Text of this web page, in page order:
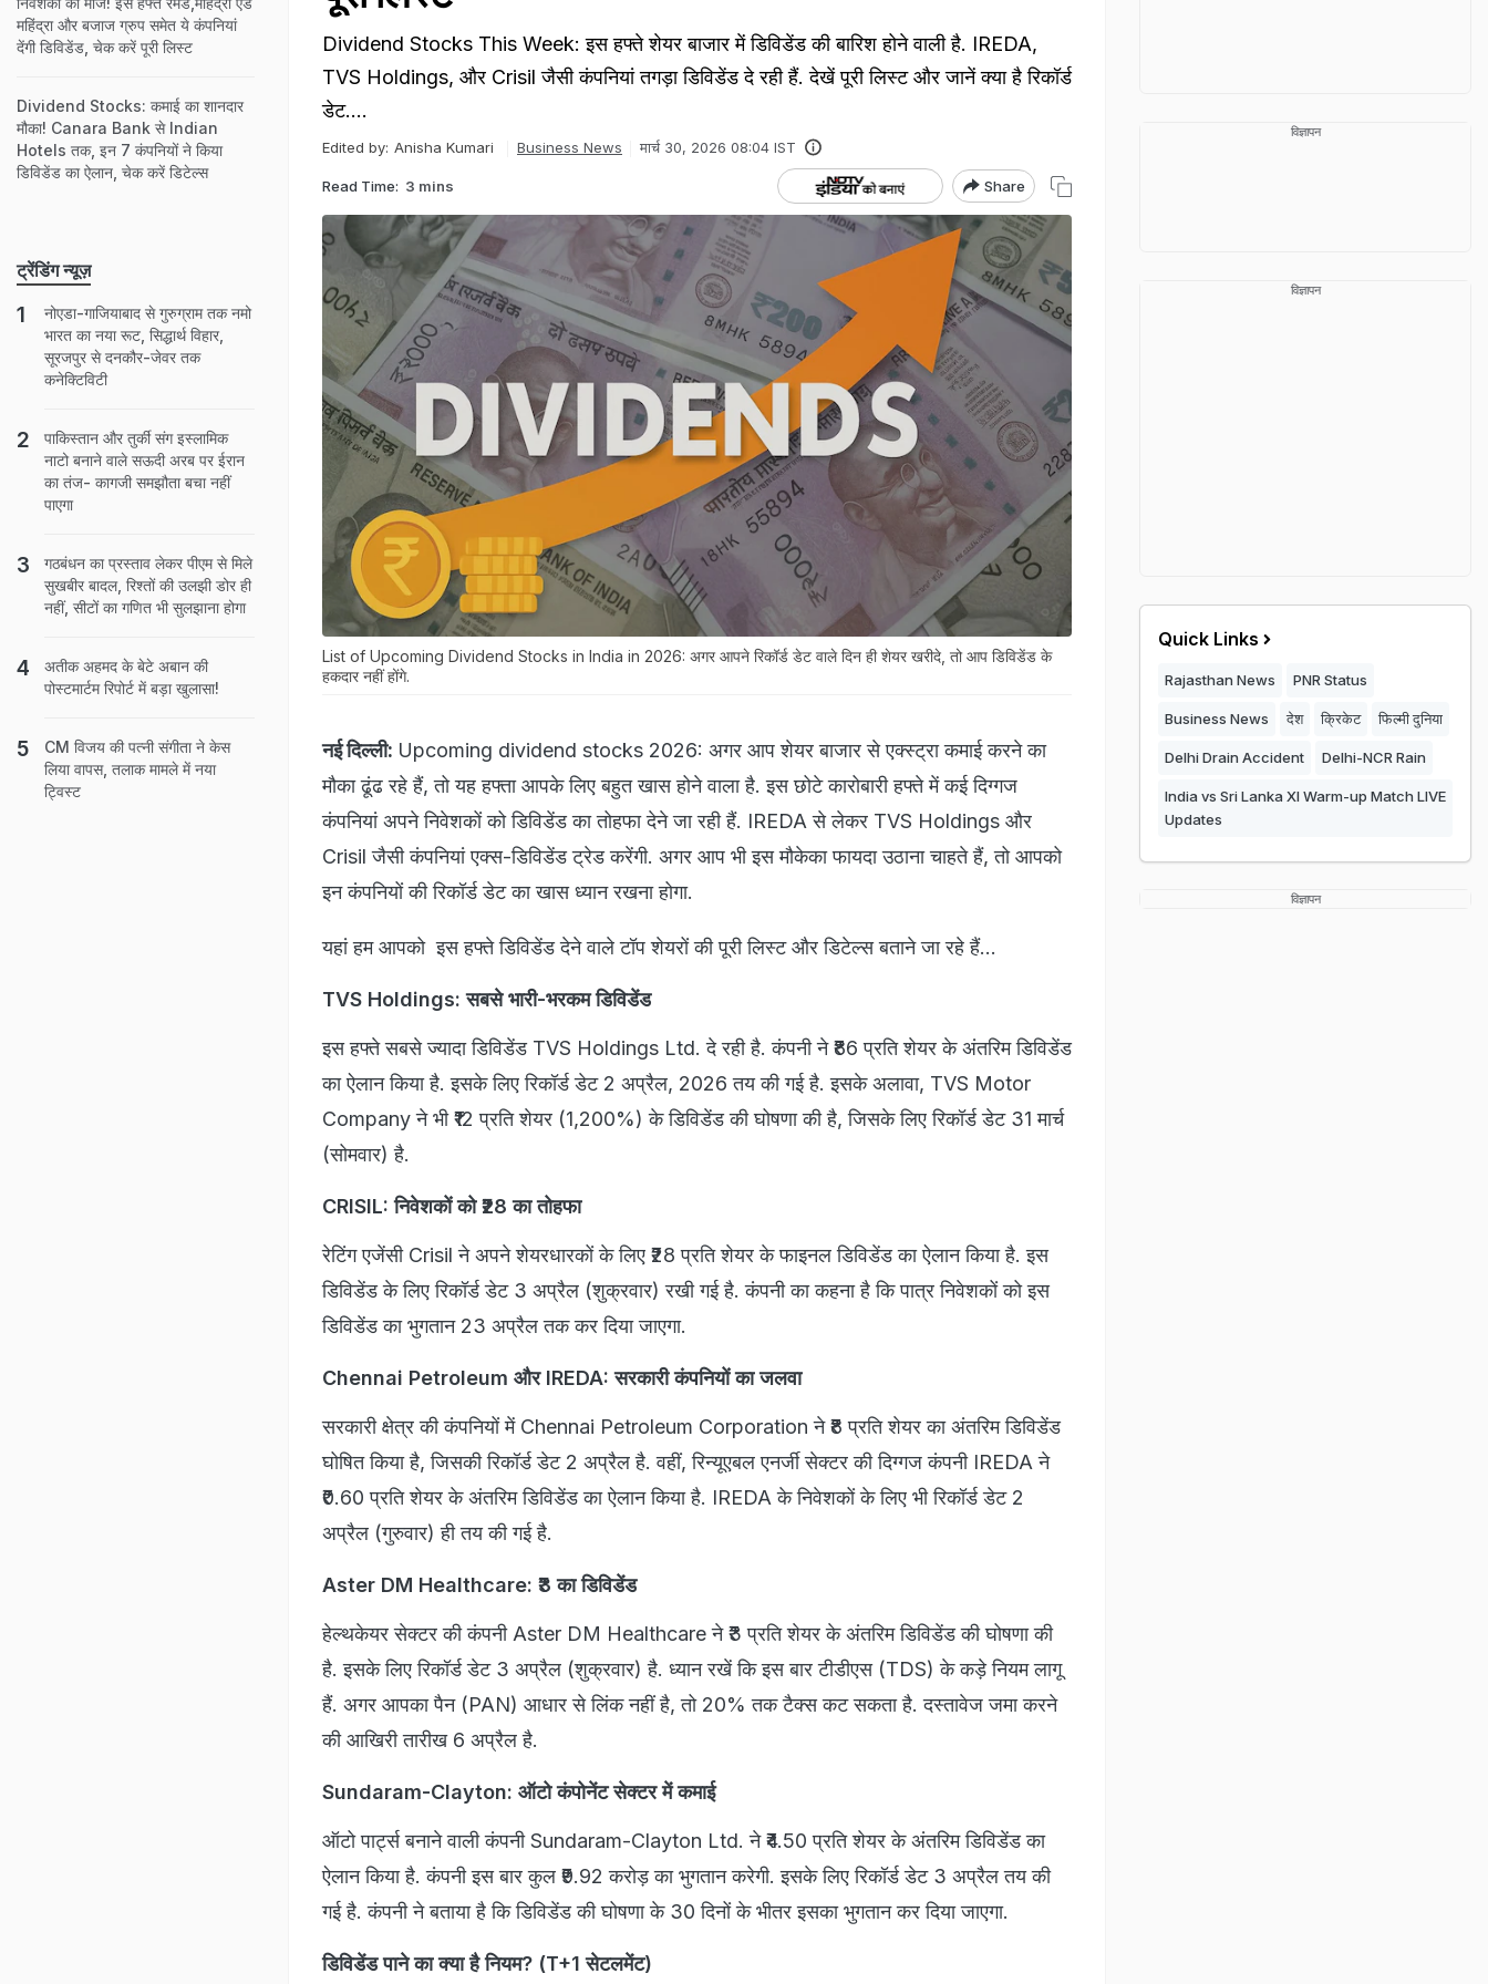
Dividend Stocks This Week: इस हफ्ते शेयर बाजार में डिविडेंड की बारिश होने वाली है. IREDA,
TVS Holdings, और Crisil जैसी कंपनियां तगड़ा डिविडेंड दे रही हैं. देखें पूरी लिस्ट और जानें क्या है रिकॉर्ड
डेट....
Edited by: Anisha Kumari Business News मार्च 30, 2026 08:04 IST
Read Time: 3 mins Share
List of Upcoming Dividend Stocks in India in 2026: अगर आपने रिकॉर्ड डेट वाले दिन ही शेयर खरीदे, तो आप डिविडेंड के
हकदार नहीं होंगे.
नई दिल्ली: Upcoming dividend stocks 2026: अगर आप शेयर बाजार से एक्स्ट्रा कमाई करने का
मौका ढूंढ रहे हैं, तो यह हफ्ता आपके लिए बहुत खास होने वाला है. इस छोटे कारोबारी हफ्ते में कई दिग्गज
कंपनियां अपने निवेशकों को डिविडेंड का तोहफा देने जा रही हैं. IREDA से लेकर TVS Holdings और
Crisil जैसी कंपनियां एक्स-डिविडेंड ट्रेड करेंगी. अगर आप भी इस मौकेका फायदा उठाना चाहते हैं, तो आपको
इन कंपनियों की रिकॉर्ड डेट का खास ध्यान रखना होगा.
यहां हम आपको इस हफ्ते डिविडेंड देने वाले टॉप शेयरों की पूरी लिस्ट और डिटेल्स बताने जा रहे हैं...
TVS Holdings: सबसे भारी-भरकम डिविडेंड
इस हफ्ते सबसे ज्यादा डिविडेंड TVS Holdings Ltd. दे रही है. कंपनी ने ₹86 प्रति शेयर के अंतरिम डिविडेंड
का ऐलान किया है. इसके लिए रिकॉर्ड डेट 2 अप्रैल, 2026 तय की गई है. इसके अलावा, TVS Motor
Company ने भी ₹12 प्रति शेयर (1,200%) के डिविडेंड की घोषणा की है, जिसके लिए रिकॉर्ड डेट 31 मार्च
(सोमवार) है.
CRISIL: निवेशकों को ₹28 का तोहफा
रेटिंग एजेंसी Crisil ने अपने शेयरधारकों के लिए ₹28 प्रति शेयर के फाइनल डिविडेंड का ऐलान किया है. इस
डिविडेंड के लिए रिकॉर्ड डेट 3 अप्रैल (शुक्रवार) रखी गई है. कंपनी का कहना है कि पात्र निवेशकों को इस
डिविडेंड का भुगतान 23 अप्रैल तक कर दिया जाएगा.
Chennai Petroleum और IREDA: सरकारी कंपनियों का जलवा
सरकारी क्षेत्र की कंपनियों में Chennai Petroleum Corporation ने ₹8 प्रति शेयर का अंतरिम डिविडेंड
घोषित किया है, जिसकी रिकॉर्ड डेट 2 अप्रैल है. वहीं, रिन्यूएबल एनर्जी सेक्टर की दिग्गज कंपनी IREDA ने
₹0.60 प्रति शेयर के अंतरिम डिविडेंड का ऐलान किया है. IREDA के निवेशकों के लिए भी रिकॉर्ड डेट 2
अप्रैल (गुरुवार) ही तय की गई है.
Aster DM Healthcare: ₹3 का डिविडेंड
हेल्थकेयर सेक्टर की कंपनी Aster DM Healthcare ने ₹3 प्रति शेयर के अंतरिम डिविडेंड की घोषणा की
है. इसके लिए रिकॉर्ड डेट 3 अप्रैल (शुक्रवार) है. ध्यान रखें कि इस बार टीडीएस (TDS) के कड़े नियम लागू
हैं. अगर आपका पैन (PAN) आधार से लिंक नहीं है, तो 20% तक टैक्स कट सकता है. दस्तावेज जमा करने
की आखिरी तारीख 6 अप्रैल है.
Sundaram-Clayton: ऑटो कंपोनेंट सेक्टर में कमाई
ऑटो पार्ट्स बनाने वाली कंपनी Sundaram-Clayton Ltd. ने ₹4.50 प्रति शेयर के अंतरिम डिविडेंड का
ऐलान किया है. कंपनी इस बार कुल ₹9.92 करोड़ का भुगतान करेगी. इसके लिए रिकॉर्ड डेट 3 अप्रैल तय की
गई है. कंपनी ने बताया है कि डिविडेंड की घोषणा के 30 दिनों के भीतर इसका भुगतान कर दिया जाएगा.
डिविडेंड पाने का क्या है नियम? (T+1 सेटलमेंट)
महिंद्रा और बजाज ग्रुप समेत ये कंपनियां
देंगी डिविडेंड, चेक करें पूरी लिस्ट
Dividend Stocks: कमाई का शानदार
मौका! Canara Bank से Indian
Hotels तक, इन 7 कंपनियों ने किया
डिविडेंड का ऐलान, चेक करें डिटेल्स
ट्रेंडिंग न्यूज़
नोएडा-गाजियाबाद से गुरुग्राम तक नमो
भारत का नया रूट, सिद्धार्थ विहार,
सूरजपुर से दनकौर-जेवर तक
कनेक्टिविटी
पाकिस्तान और तुर्की संग इस्लामिक
नाटो बनाने वाले सऊदी अरब पर ईरान
का तंज- कागजी समझौता बचा नहीं
पाएगा
गठबंधन का प्रस्ताव लेकर पीएम से मिले
सुखबीर बादल, रिश्तों की उलझी डोर ही
नहीं, सीटों का गणित भी सुलझाना होगा
अतीक अहमद के बेटे अबान की
पोस्टमार्टम रिपोर्ट में बड़ा खुलासा!
CM विजय की पत्नी संगीता ने केस
लिया वापस, तलाक मामले में नया
ट्विस्ट
विज्ञापन
विज्ञापन
Quick Links
Rajasthan News PNR Status
Business News देश क्रिकेट फिल्मी दुनिया
Delhi Drain Accident Delhi-NCR Rain
India vs Sri Lanka XI Warm-up Match LIVE
Updates
विज्ञापन